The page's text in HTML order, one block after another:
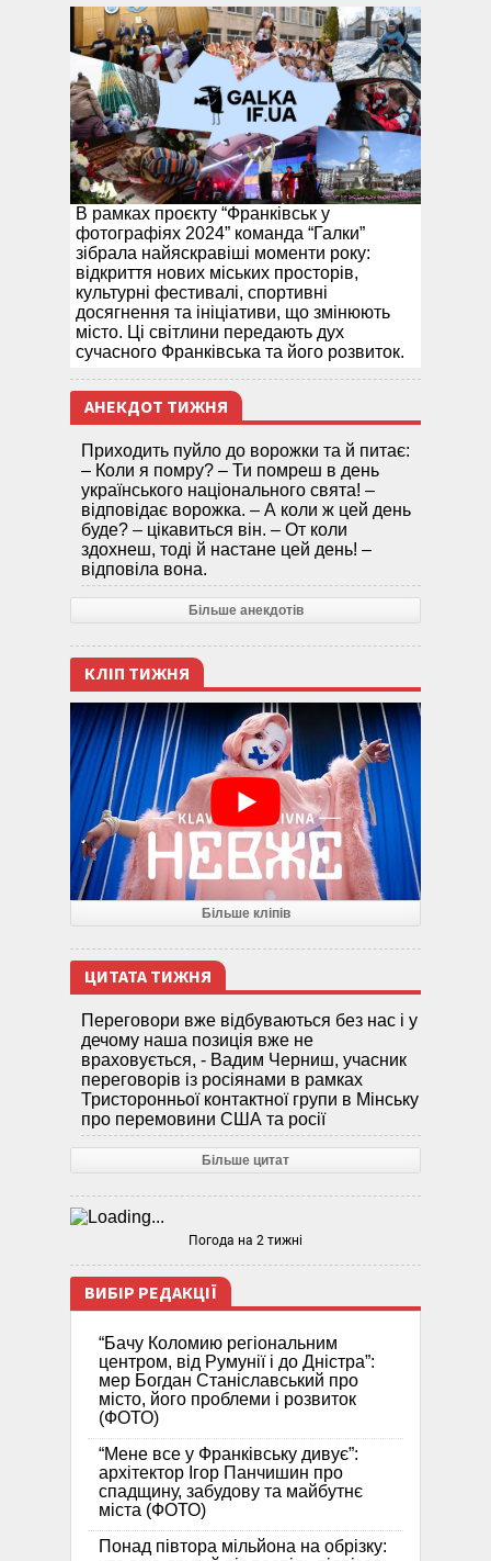
В рамках проєкту “Франківськ у
фотографіях 2024” команда “Галки”
зібрала найяскравіші моменти року:
відкриття нових міських просторів,
культурні фестивалі, спортивні
досягнення та ініціативи, що змінюють
місто. Ці світлини передають дух
сучасного Франківська та його розвиток.
АНЕКДОТ ТИЖНЯ
Приходить пуйло до ворожки та й питає:
– Коли я помру? – Ти помреш в день
українського національного свята! –
відповідає ворожка. – А коли ж цей день
буде? – цікавиться він. – От коли
здохнеш, тоді й настане цей день! –
відповіла вона.
Більше анекдотів
КЛІП ТИЖНЯ
Більше кліпів
ЦИТАТА ТИЖНЯ
Переговори вже відбуваються без нас і у
дечому наша позиція вже не
враховується, - Вадим Черниш, учасник
переговорів із росіянами в рамках
Тристоронньої контактної групи в Мінську
про перемовини США та росії
Більше цитат
Погода на 2 тижні
ВИБІР РЕДАКЦІЇ
“Бачу Коломию регіональним
центром, від Румунії і до Дністра”:
мер Богдан Станіславський про
місто, його проблеми і розвиток
(ФОТО)
“Мене все у Франківську дивує”:
архітектор Ігор Панчишин про
спадщину, забудову та майбутнє
міста (ФОТО)
Понад півтора мільйона на обрізку: